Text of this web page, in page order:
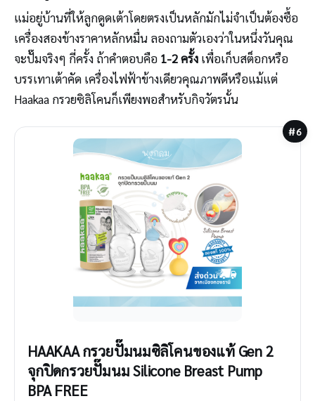
แม่อยู่บ้านที่ให้ลูกดูดเต้าโดยตรงเป็นหลักมักไม่จำเป็นต้องซื้อ
เครื่องสองข้างราคาหลักหมื่น ลองถามตัวเองว่าในหนึ่งวันคุณ
จะปั๊มจริงๆ กี่ครั้ง ถ้าคำตอบคือ 1-2 ครั้ง เพื่อเก็บสต็อกหรือ
บรรเทาเต้าคัด เครื่องไฟฟ้าข้างเดียวคุณภาพดีหรือแม้แต่
Haakaa กรวยซิลิโคนก็เพียงพอสำหรับกิจวัตรนั้น
#6
HAAKAA กรวยปั๊มนมซิลิโคนของแท้ Gen 2
จุกปิดกรวยปั๊มนม Silicone Breast Pump
BPA FREE